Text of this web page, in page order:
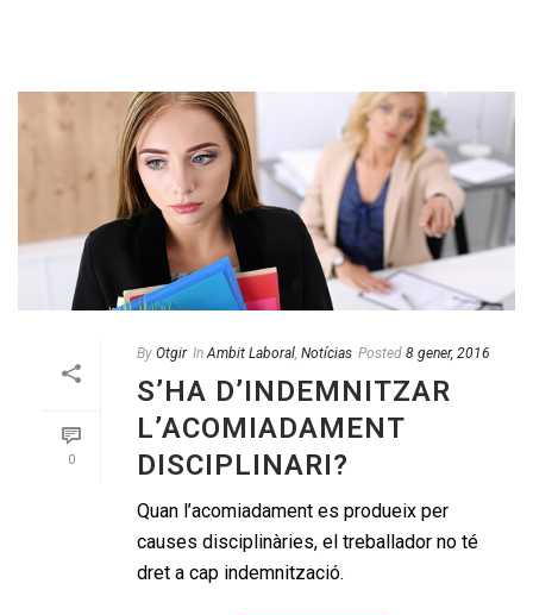
0
By Otgir In Ambit Laboral, Notícias Posted 8 gener, 2016
S’HA D’INDEMNITZAR
L’ACOMIADAMENT
DISCIPLINARI?
Quan l’acomiadament es produeix per
causes disciplinàries, el treballador no té
dret a cap indemnització.